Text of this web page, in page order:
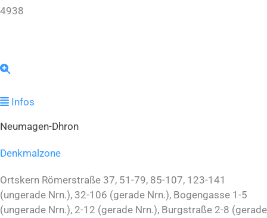
4938
Infos
Neumagen-Dhron
Denkmalzone
Ortskern Römerstraße 37, 51-79, 85-107, 123-141
(ungerade Nrn.), 32-106 (gerade Nrn.), Bogengasse 1-5
(ungerade Nrn.), 2-12 (gerade Nrn.), Burgstraße 2-8 (gerade